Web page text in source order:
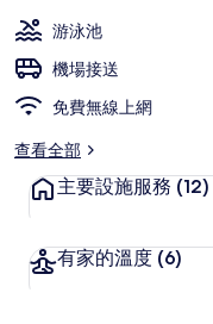
游泳池
機場接送
免費無線上網
查看全部
主要設施服務 (12)
有家的溫度 (6)